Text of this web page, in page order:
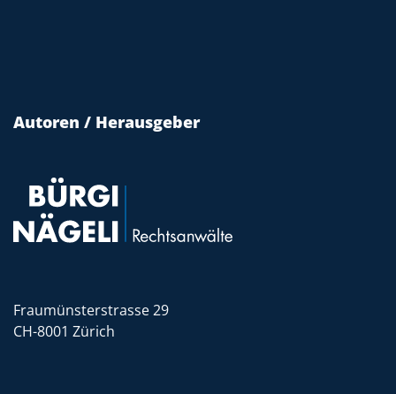
Autoren / Herausgeber
Fraumünsterstrasse 29
CH-8001 Zürich